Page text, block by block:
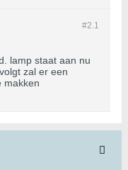
#2.1
lamp staat aan nu
zal er een
makken